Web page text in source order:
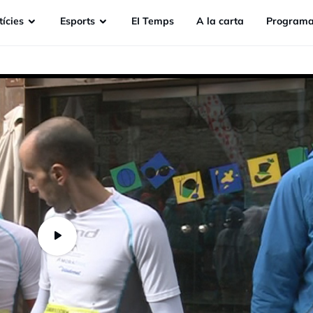
Esports EI Temps A la carta